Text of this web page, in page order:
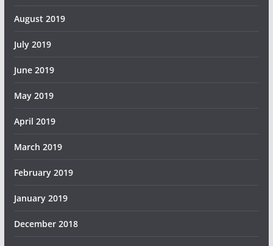
August 2019
July 2019
June 2019
May 2019
April 2019
March 2019
February 2019
January 2019
December 2018